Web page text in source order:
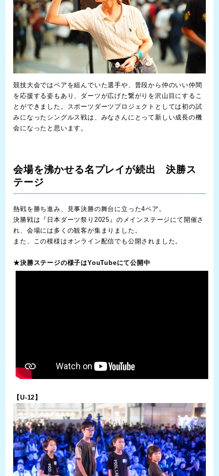
競技大会ではペアを組んでいた選手や、普段から仲のいい仲間
を応援する姿もあり、ダーツが広げた繋がりを沢山目にするこ
とができました。スポーツダーツプロジェクトとしては初の試
みになったシングルス戦は、みなさんにとって新しい成長の機
会になったと思います。
会場を沸かせる名プレイが続出 決勝ス
テージ
熱戦を勝ち進み、見事決勝の舞台に立った4ペア。
決勝戦は『日本ダーツ祭り2025』のメインステージにて開催さ
れ、会場には多くの観客が集まりました。
また、この模様はオンライン配信でも公開されました。
★決勝ステージの様子はYouTubeにて公開中
【U-12】